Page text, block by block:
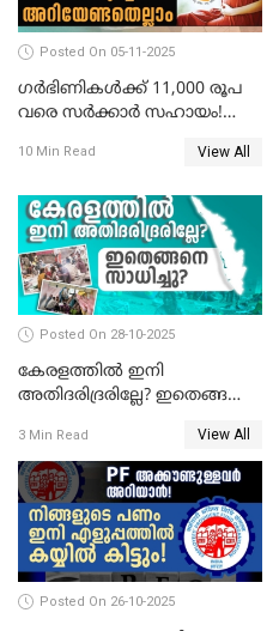
Posted On 05-11-2025
ഗർഭിണികൾക്ക് 11,000 രൂപ
വരെ സർക്കാർ സഹായം!
യോജനയെക്കുറിച്ച്
10 Min Read View All
Posted On 28-10-2025
കേരളത്തിൽ ഇനി
അതിദരിദ്രരില്ലേ? ഇതെങ്ങനെ
STATE FREE FROM EXTREME
POVERTY
3 Min Read View All
Posted On 26-10-2025